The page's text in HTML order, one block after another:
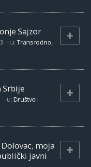
Sajzor
- u: Transrodno,
Srbije
- u: Društvo i
moja
javni